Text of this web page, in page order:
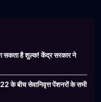
है शुल्क! केंद्र सरकार ने
बीच सेवानिवृत्त पेंशनरों के सभी